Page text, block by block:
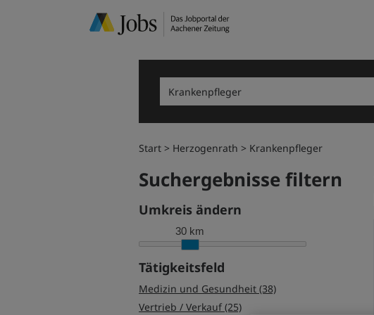
Start Herzogenrath Krankenpfleger
Suchergebnisse filtern
Umkreis ändern
30 km
Tätigkeitsfeld
Medizin und Gesundheit (38)
Vertrieb / Verkauf (25)